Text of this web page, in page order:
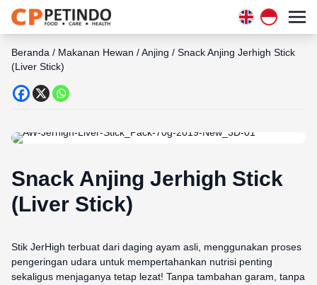
Beranda / Makanan Hewan /Anjing / Snack Anjing Jerhigh Stick
(Liver Stick)
Snack Anjing Jerhigh Stick
(Liver Stick)
Stik JerHigh terbuat dari daging ayam asli, menggunakan proses
pengeringan udara untuk mempertahankan nutrisi penting
sekaligus menjaganya tetap lezat! Tanpa tambahan garam, tanpa